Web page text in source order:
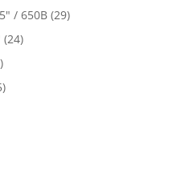
/ 650B (29)
(24)